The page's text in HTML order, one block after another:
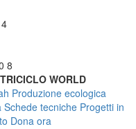
8
WORLD
Produzione ecologica
Schede tecniche Progetti in
Dona ora